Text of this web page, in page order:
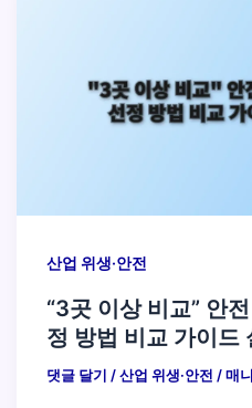
산업 위생·안전
“3곳 이상 비교” 안
정 방법 비교 가이드
댓글 달기 /산업 위생·안전 /매